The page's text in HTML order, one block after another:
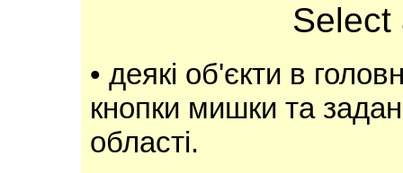
Select
• деякі об'єкти в
кнопки мишки та
області.